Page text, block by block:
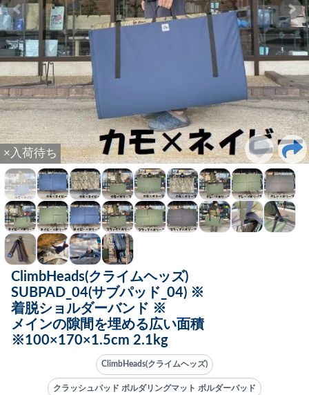
×入荷待ち
ClimbHeads(クライムヘッズ)
SUBPAD_04(サブパッド_04) ※
着脱ショルダーバンド ※
メインの隙間を埋める広い面積
※100×170×1.5cm 2.1kg
ClimbHeads(クライムヘッズ)
クラッシュパッド ボルダリングマット ボルダーパッド